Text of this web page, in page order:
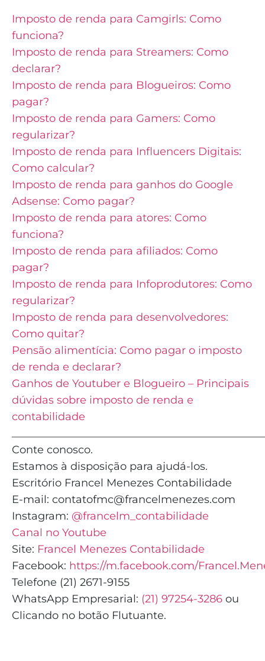
Imposto de renda para Camgirls: Como
funciona?
Imposto de renda para Streamers: Como
declarar?
Imposto de renda para Blogueiros: Como
pagar?
Imposto de renda para Gamers: Como
regularizar?
Imposto de renda para Influencers Digitais:
Como calcular?
Imposto de renda para ganhos do Google
Adsense: Como pagar?
Imposto de renda para atores: Como
funciona?
Imposto de renda para afiliados: Como
pagar?
Imposto de renda para Infoprodutores: Como
regularizar?
Imposto de renda para desenvolvedores:
Como quitar?
Pensão alimentícia: Como pagar o imposto
de renda e declarar?
Ganhos de Youtuber e Blogueiro – Principais
dúvidas sobre imposto de renda e
contabilidade
Conte conosco.
Estamos à disposição para ajudá-los.
Escritório Francel Menezes Contabilidade
E-mail: contatofmc@francelmenezes.com
Instagram: @francelm_contabilidade
Canal no Youtube
Site: Francel Menezes Contabilidade
Facebook: https://m.facebook.com/
Telefone (21) 2671-9155
WhatsApp Empresarial: (21) 97254-3286 ou
Clicando no botão Flutuante.